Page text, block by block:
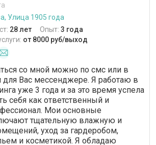
Улица 1905 года
28 лет Опыт: 3 года
от 8000 руб/выход
со мной можно по смс или в
Вас мессенджере. Я работаю в
уже 3 года и за это время успела
себя как ответственный и
Мои основные
тщательную влажную и
уход за гардеробом,
и косметикой. Я обладаю